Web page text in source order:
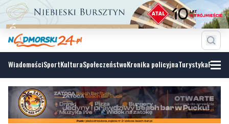
WiadomościSportKulturaSpołeczeństwoKronika policyjnaTurystyka
Fundacja Anny Dymnej uruchomiła